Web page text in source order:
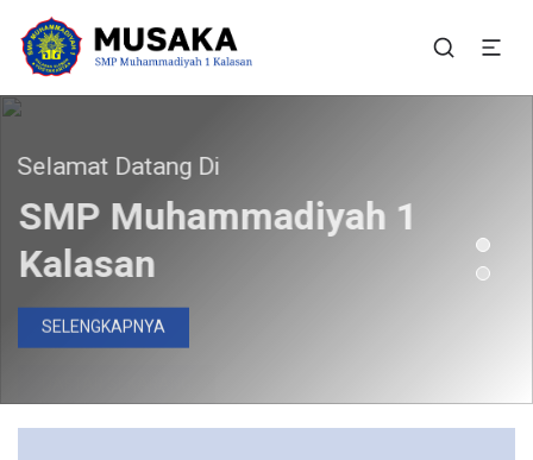
SMP Muhammadiyah 1
Kalasan
Situs Resmi SMP Muhammadiyah 1 Kalasan
Datang Di
SMP Muhammadiyah 1
Kalasan
Bersama Kami
Pendaftaran Peserta
Didik Baru Telah Dibuka
DAFTAR SEKARANG